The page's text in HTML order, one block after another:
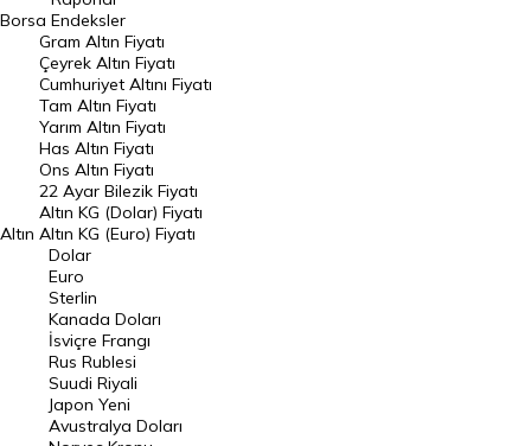
Dünya Borsaları
Raporlar
Endeksler
DÖVİZ
Döviz Kuru
Dolar Kuru
Euro Kuru
Pound Kuru
Frank Kuru
Riyal Kuru
Avustralya Doları
Danimarka Kronu Kuru
Borsa Endeksler
Altın
Gram Altın Fiyatı
Çeyrek Altın Fiyatı
Cumhuriyet Altını Fiyatı
Tam Altın Fiyatı
Yarım Altın Fiyatı
Has Altın Fiyatı
Ons Altın Fiyatı
22 Ayar Bilezik Fiyatı
Altın KG (Dolar) Fiyatı
Altın KG (Euro) Fiyatı
Dolar
Euro
Sterlin
Kanada Doları
İsviçre Frangı
Rus Rublesi
Suudi Riyali
Japon Yeni
Avustralya Doları